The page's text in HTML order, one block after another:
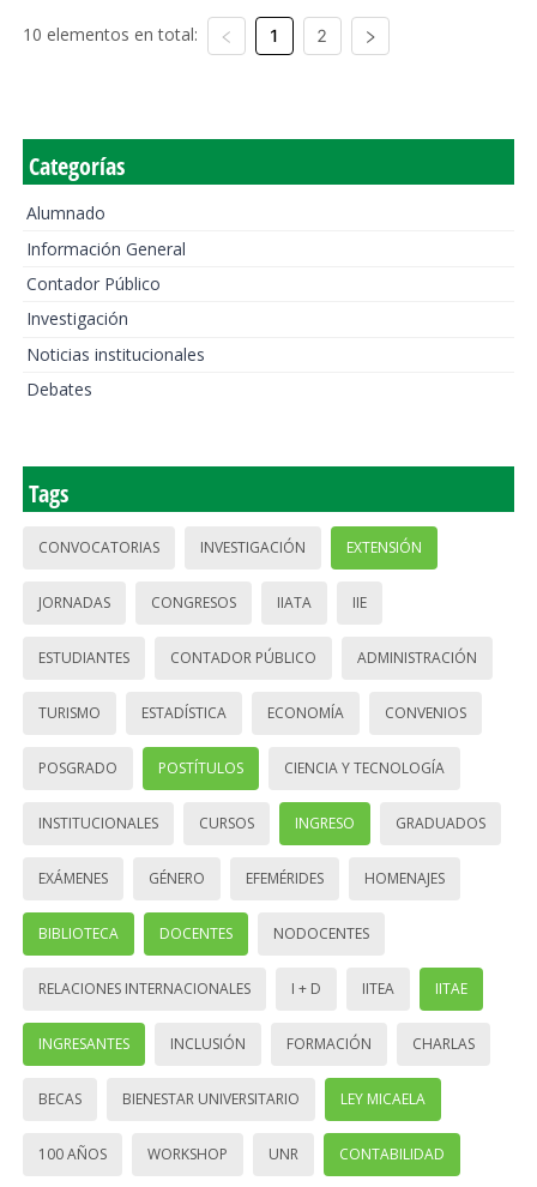
10 elementos en total: 1 2
Categorías
Alumnado
Información General
Contador Público
Investigación
Noticias institucionales
Debates
Tags
CONVOCATORIAS INVESTIGACIÓN EXTENSIÓN
JORNADAS CONGRESOS IIATA IIE
ESTUDIANTES CONTADOR PÚBLICO ADMINISTRACIÓN
TURISMO ESTADÍSTICA ECONOMÍA CONVENIOS
POSGRADO POSTÍTULOS CIENCIA Y TECNOLOGÍA
INSTITUCIONALES CURSOS INGRESO GRADUADOS
EXÁMENES GÉNERO EFEMÉRIDES HOMENAJES
BIBLIOTECA DOCENTES NODOCENTES
RELACIONES INTERNACIONALES I + D IITEA IITAE
INGRESANTES INCLUSIÓN FORMACIÓN CHARLAS
BECAS BIENESTAR UNIVERSITARIO LEY MICAELA
100 AÑOS WORKSHOP UNR CONTABILIDAD